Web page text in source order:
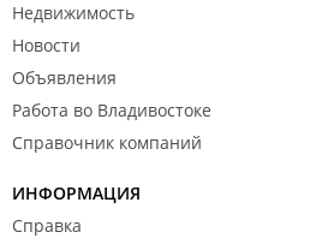
Недвижимость
Новости
Объявления
Работа во Владивостоке
Справочник компаний
ИНФОРМАЦИЯ
Справка